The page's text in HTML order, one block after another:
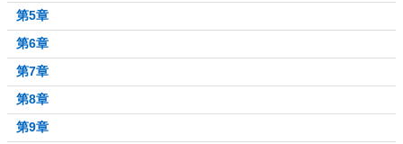
第5章
第6章
第7章
第8章
第9章